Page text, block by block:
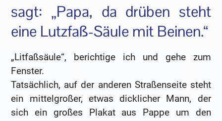
sagt: „Papa, da drüben steht
eine Lutzfaß-Säule mit Beinen.“
„Litfaßsäule“, berichtige ich und gehe zum
Fenster.
Tatsächlich, auf der anderen Straßenseite steht
ein mittelgroßer, etwas dicklicher Mann, der
sich ein großes Plakat aus Pappe um den